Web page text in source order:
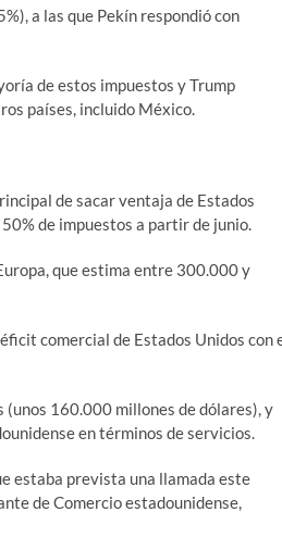
a las que Pekín respondió con
de estos impuestos y Trump
países, incluido México.
de sacar ventaja de Estados
de impuestos a partir de junio.
que estima entre 300.000 y
comercial de Estados Unidos con
(unos 160.000 millones de dólares), y
en términos de servicios.
estaba prevista una llamada este
de Comercio estadounidense,